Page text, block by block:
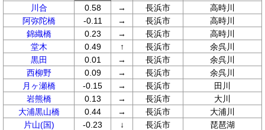
川合
0.58 → 長浜市
高時川
阿弥陀橋
-0.11 → 長浜市
高時川
錦織橋
0.23 → 長浜市
高時川
堂木
0.49 ↑ 長浜市
余呉川
黒田
0.01 → 長浜市
余呉川
西柳野
0.09 → 長浜市
余呉川
月ヶ瀬橋
-0.15 → 長浜市
田川
岩熊橋
0.13 → 長浜市
大川
大浦黒山橋
0.44 → 長浜市
大浦川
片山(国)
-0.23 ↓ 長浜市
琵琶湖